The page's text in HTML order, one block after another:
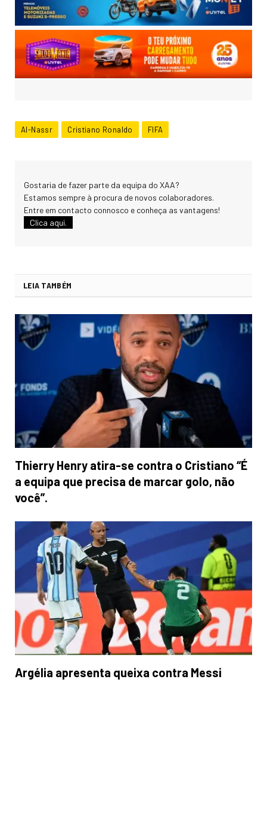
Al-Nassr Cristiano Ronaldo FIFA
Gostaria de fazer parte da equipa do XAA?
Estamos sempre à procura de novos colaboradores.
Entre em contacto connosco e conheça as vantagens!
Clica aqui.
LEIA TAMBÉM
Thierry Henry atira-se contra o Cristiano “É
a equipa que precisa de marcar golo, não
você”.
Argélia apresenta queixa contra Messi